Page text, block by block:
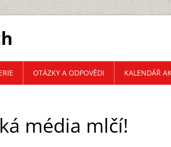
média mlčí!
OTÁZKY A ODPOVĚDI KALENDÁŘ